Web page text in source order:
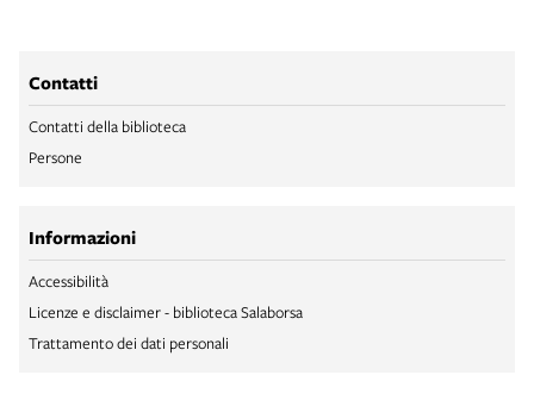
Contatti
Contatti della biblioteca
Persone
Informazioni
Accessibilità
Licenze e disclaimer - biblioteca Salaborsa
Trattamento dei dati personali